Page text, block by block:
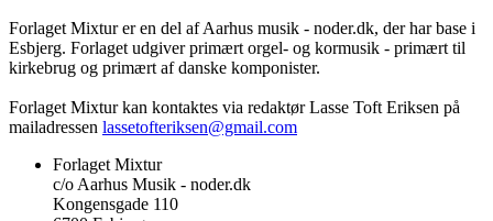
Forlaget Mixtur er en del af Aarhus musik - noder.dk, der har base i
Esbjerg. Forlaget udgiver primært orgel- og kormusik - primært til
kirkebrug og primært af danske komponister.
Forlaget Mixtur kan kontaktes via redaktør Lasse Toft Eriksen på
mailadressen lassetofteriksen@gmail.com
Forlaget Mixtur
c/o Aarhus Musik - noder.dk
Kongensgade 110